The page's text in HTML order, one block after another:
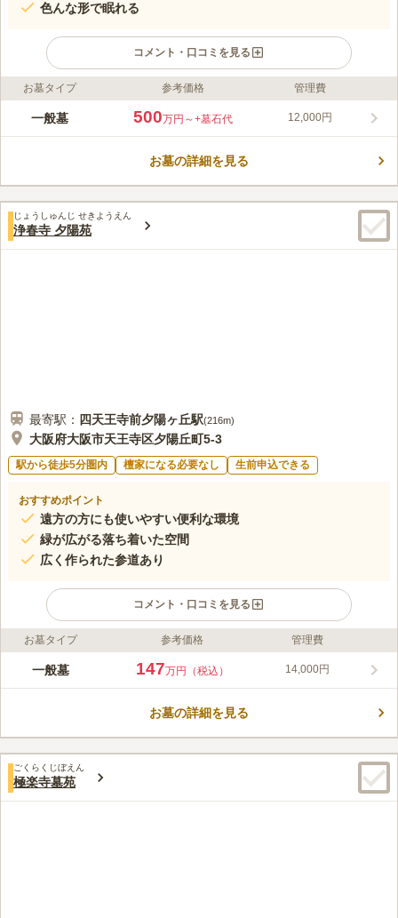
色んな形で眠れる
コメント・口コミを見る
ライフドット編集部のコメント
聖徳太子によって593年に建立された四天王寺の霊苑です。 古く
お墓も多くあります。 ご家族代々で眠ることができるお墓を建
口コミ評価
みんなの評価
30代女性
お供え物に関しては、自宅の近所にあるスーパーで購入していま
お墓タイプ 参考価格 管理費
一般墓 500万円～+墓石代 12,000円
お墓の詳細を見る
じょうしゅんじ せきようえん
浄春寺 夕陽苑
最寄駅： 四天王寺前夕陽ヶ丘駅(216m)
大阪府大阪市天王寺区夕陽丘町5-3
駅から徒歩5分圏内 檀家になる必要なし 生前申込できる
おすすめポイント
遠方の方にも使いやすい便利な環境
緑が広がる落ち着いた空間
広く作られた参道あり
コメント・口コミを見る
ライフドット編集部のコメント
すっきりとした山門を抜けると、周りや足元にも緑をあしらった
囲まれた穏やかな環境にある霊園です。緑を多く感じられるので
られています。数多くの先人が訪れ愛した場所として語り継がれ
ており歴史を感じられるでしょう。在来仏教の方なら誰でも申し
込むことが可能です。
口コミ評価
みんなの評価
70代女性
お墓にもお花やろうそくがありますが・・季節の花や家に咲く主
お墓タイプ 参考価格 管理費
一般墓 147万円（税込） 14,000円
お墓の詳細を見る
ごくらくじぼえん
極楽寺墓苑